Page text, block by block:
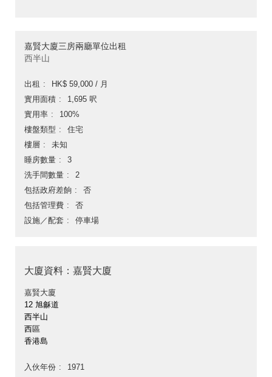
嘉賢大廈三房兩廳單位出租
西半山
出租
HK$ 59,000 / 月
實用面積
1,695 呎
實用率
100%
樓盤類型
住宅
樓層
未知
睡房數量
3
洗手間數量
2
包括政府差餉
否
包括管理費
否
設施／配套
停車場
大廈資料：嘉賢大廈
嘉賢大廈
12 旭龢道
西半山
西區
香港島
入伙年份
1971